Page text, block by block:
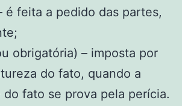
é feita a pedido das partes,
obrigatória) – imposta por
do fato, quando a
do fato se prova pela perícia.